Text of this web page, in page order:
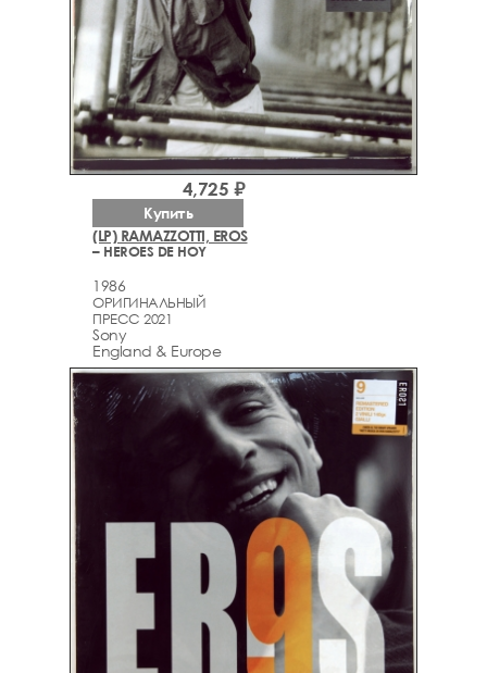
(LP) RAMAZZOTTI, EROS
– HEROES DE HOY
1986
ОРИГИНАЛЬНЫЙ
ПРЕСС 2021
Sony
England & Europe
4,725 ₽
Купить